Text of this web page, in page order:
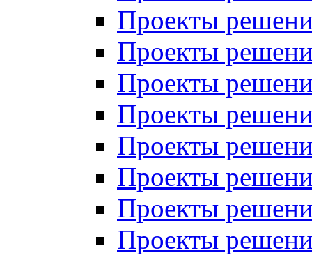
Проекты
Проекты
Проекты
Проекты
Проекты
Проекты
Проекты
Проекты